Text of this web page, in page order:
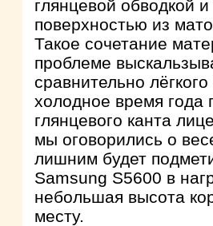
глянцевой обводкой
поверхностью из
Такое сочетание
проблеме
сравнительно
холодное время года
глянцевого канта
мы оговорились о
лишним будет
Samsung S5600 в
небольшая высота
месту.